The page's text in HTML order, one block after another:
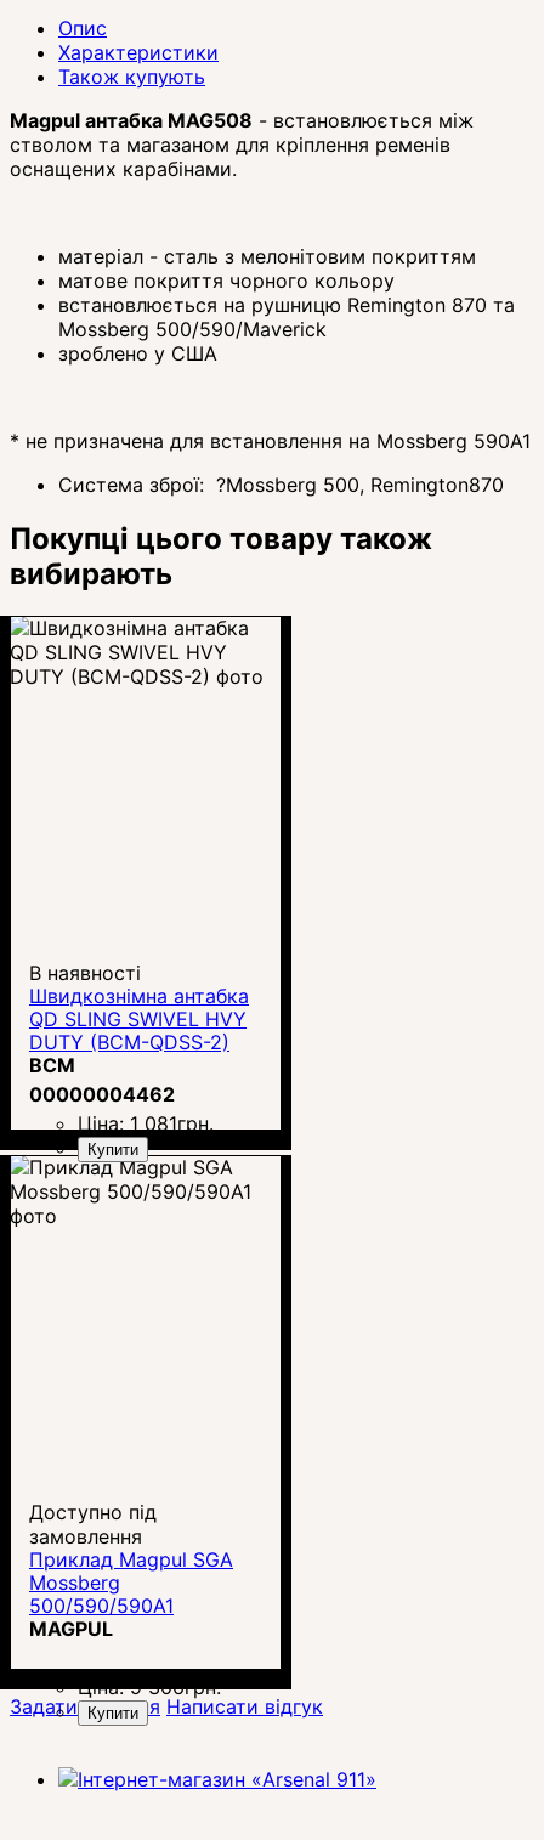
Опис
Характеристики
Також купують
Magpul антабка MAG508 - встановлюється між
стволом та магазаном для кріплення ременів
оснащених карабінами.
матеріал - сталь з мелонітовим покриттям
матове покриття чорного кольору
встановлюється на рушницю Remington 870 та
Mossberg 500/590/Maverick
зроблено у США
* не призначена для встановлення на Mossberg 590A1
Система зброї: ?Mossberg 500, Remington870
Покупці цього товару також
вибирають
В наявності
Швидкознімна антабка
QD SLING SWIVEL HVY
DUTY (BCM-QDSS-2)
BCM
00000004462
Ціна: 1 081грн.
Купити
Доступно під
замовлення
Приклад Magpul SGA
Mossberg
500/590/590A1
MAGPUL
Ціна:9 306грн.
Купити
Задати питання Написати відгук